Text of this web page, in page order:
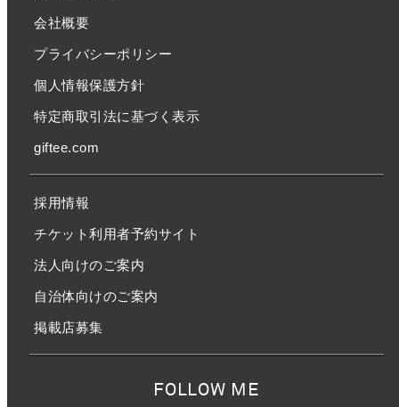
会社概要
プライバシーポリシー
個人情報保護方針
特定商取引法に基づく表示
giftee.com
採用情報
チケット利用者予約サイト
法人向けのご案内
自治体向けのご案内
掲載店募集
FOLLOW ME